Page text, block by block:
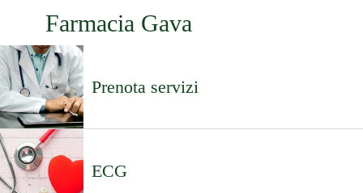
Farmacia Gava
Prenota servizi
ECG